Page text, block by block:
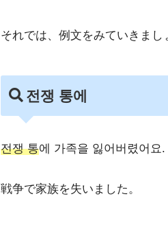
それでは、例文をみていきまし
전쟁 통에
전쟁 통에 가족을 잃어버렸어요.
戦争で家族を失いました。